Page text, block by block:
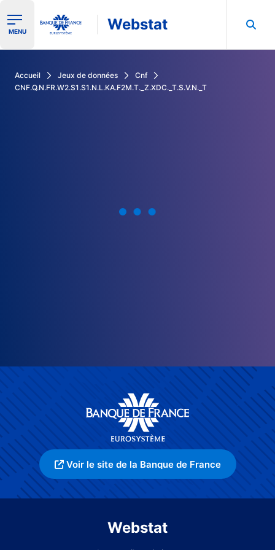
Ouvrir le menu de navigation
MENU Webstat
Accueil Jeux de données
Cnf
CNF.Q.N.FR.W2.S1.S1.N.L.KA.F2M.T._Z.XDC._T.S.V.N._T
Voir le site de la Banque de France
Webstat